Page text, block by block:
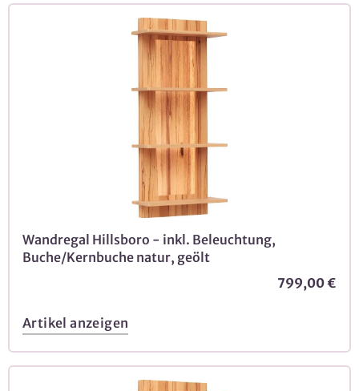
Wandregal Hillsboro - inkl. Beleuchtung,
Buche/Kernbuche natur, geölt
799,00 €
Artikel anzeigen